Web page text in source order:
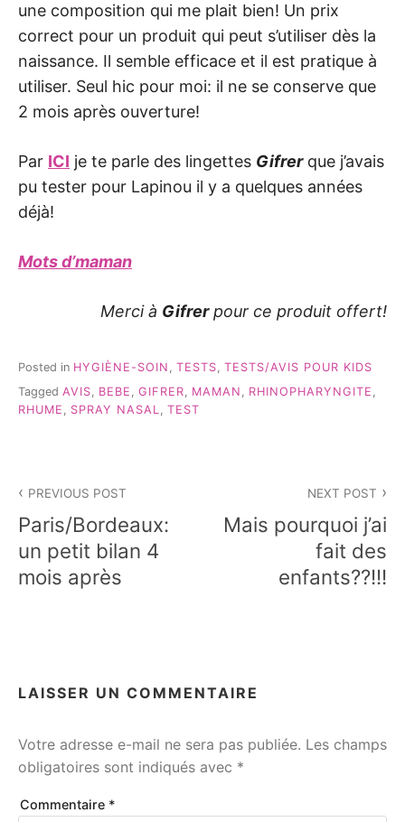
une composition qui me plait bien! Un prix
correct pour un produit qui peut s’utiliser dès la
naissance. Il semble efficace et il est pratique à
utiliser. Seul hic pour moi: il ne se conserve que
2 mois après ouverture!
Par ICI je te parle des lingettes Gifrerque j’avais
pu tester pour Lapinou il y a quelques années
déjà!
Mots d’maman
Merci à Gifrerpour ce produit offert!
Posted in HYGIÈNE-SOIN , TESTS, TESTS/AVIS POUR KIDS
Tagged AVIS BEBE GIFRER MAMAN RHINOPHARYNGITE
RHUME
SPRAY NASAL TEST
de
l’article
PREVIOUS POST
Paris/Bordeaux:
un petit bilan 4
mois après
NEXT POST
Mais pourquoi j’ai
fait des
enfants??!!!
LAISSER UN COMMENTAIRE
Votre adresse e-mail ne sera pas publiée. Les champs
obligatoires sont indiqués avec *
Commentaire *